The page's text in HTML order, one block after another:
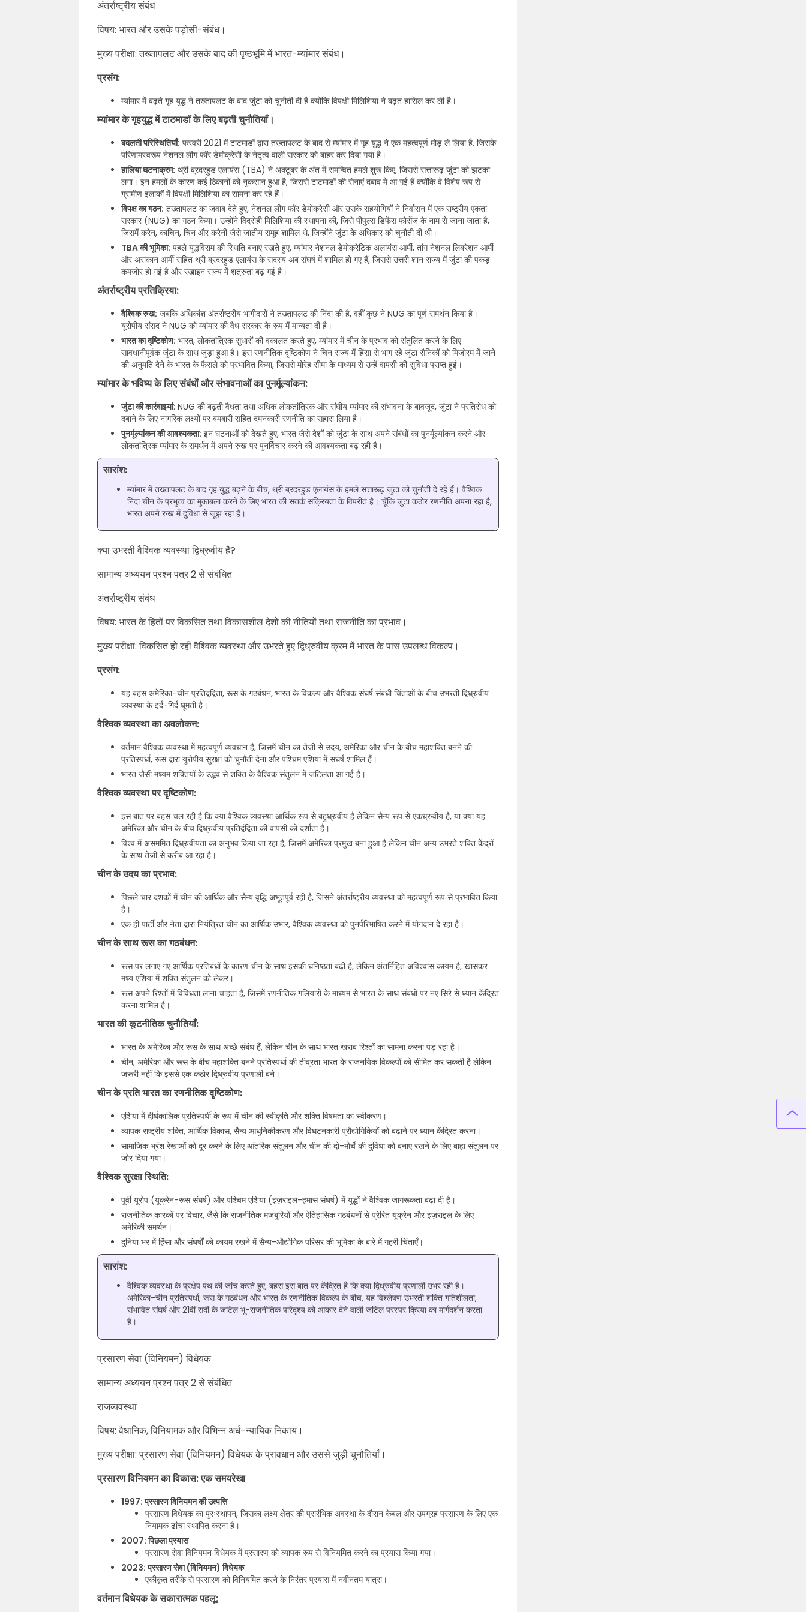
अंतर्राष्ट्रीय संबंध
विषय: भारत और उसके पड़ोसी-संबंध।
मुख्य परीक्षा: तख्तापलट और उसके बाद की पृष्ठभूमि में भारत-म्यांमार संबंध।
प्रसंग:
म्यांमार में बढ़ते गृह युद्ध ने तख्तापलट के बाद जुंटा को चुनौती दी है क्योंकि विपक्षी मिलिशिया ने बढ़त हासिल कर ली है।
म्यांमार के गृहयुद्ध में टाटमाडॉ के लिए बढ़ती चुनौतियाँ।
बदलती परिस्थितियाँ: फरवरी 2021 में टाटमाडॉ द्वारा तख्तापलट के बाद से म्यांमार में गृह युद्ध ने एक महत्वपूर्ण मोड़ ले लिया है, जिसके
परिणामस्वरूप नेशनल लीग फॉर डेमोक्रेसी के नेतृत्व वाली सरकार को बाहर कर दिया गया है।
हालिया घटनाक्रम: थ्री ब्रदरहुड एलायंस (TBA) ने अक्टूबर के अंत में समन्वित हमले शुरू किए, जिससे सत्तारूढ़ जुंटा को झटका
लगा। इन हमलों के कारण कई ठिकानों को नुकसान हुआ है, जिससे टाटमाडॉ की सेनाएं दबाव मे आ गई हैं क्योंकि वे विशेष रूप से
ग्रामीण इलाकों में विपक्षी मिलिशिया का सामना कर रहे हैं।
विपक्ष का गठन: तख्तापलट का जवाब देते हुए, नेशनल लीग फॉर डेमोक्रेसी और उसके सहयोगियों ने निर्वासन में एक राष्ट्रीय एकता
सरकार (NUG) का गठन किया। उन्होंने विद्रोही मिलिशिया की स्थापना की, जिसे पीपुल्स डिफेंस फोर्सेज के नाम से जाना जाता है,
जिसमें करेन, काचिन, चिन और करेनी जैसे जातीय समूह शामिल थे, जिन्होंने जुंटा के अधिकार को चुनौती दी थी।
TBA की भूमिका: पहले युद्धविराम की स्थिति बनाए रखते हुए, म्यांमार नेशनल डेमोक्रेटिक अलायंस आर्मी, तांग नेशनल लिबरेशन आर्मी
और अराकान आर्मी सहित थ्री ब्रदरहुड एलायंस के सदस्य अब संघर्ष में शामिल हो गए हैं, जिससे उत्तरी शान राज्य में जुंटा की पकड़
कमजोर हो गई है और रखाइन राज्य में शत्रुता बढ़ गई है।
अंतर्राष्ट्रीय प्रतिक्रिया:
वैश्विक रुख: जबकि अधिकांश अंतर्राष्ट्रीय भागीदारों ने तख्तापलट की निंदा की है, वहीं कुछ ने NUG का पूर्ण समर्थन किया है।
यूरोपीय संसद ने NUG को म्यांमार की वैध सरकार के रूप में मान्यता दी है।
भारत का दृष्टिकोण: भारत, लोकतांत्रिक सुधारों की वकालत करते हुए, म्यांमार में चीन के प्रभाव को संतुलित करने के लिए
सावधानीपूर्वक जुंटा के साथ जुड़ा हुआ है। इस रणनीतिक दृष्टिकोण ने चिन राज्य में हिंसा से भाग रहे जुंटा सैनिकों को मिजोरम में जाने
की अनुमति देने के भारत के फैसले को प्रभावित किया, जिससे मोरेह सीमा के माध्यम से उन्हें वापसी की सुविधा प्राप्त हुई।
म्यांमार के भविष्य के लिए संबंधों और संभावनाओं का पुनर्मूल्यांकन:
जुंटा की कार्रवाइयां: NUG की बढ़ती वैधता तथा अधिक लोकतांत्रिक और संघीय म्यांमार की संभावना के बावजूद, जुंटा ने प्रतिरोध को
दबाने के लिए नागरिक लक्ष्यों पर बमबारी सहित दमनकारी रणनीति का सहारा लिया है।
पुनर्मूल्यांकन की आवश्यकता: इन घटनाओं को देखते हुए, भारत जैसे देशों को जुंटा के साथ अपने संबंधों का पुनर्मूल्यांकन करने और
लोकतांत्रिक म्यांमार के समर्थन में अपने रुख पर पुनर्विचार करने की आवश्यकता बढ़ रही है।
सारांश:
म्यांमार में तख्तापलट के बाद गृह युद्ध बढ़ने के बीच, थ्री ब्रदरहुड एलायंस के हमले सत्तारूढ़ जुंटा को चुनौती दे रहे हैं। वैश्विक
निंदा चीन के प्रभुत्व का मुकाबला करने के लिए भारत की सतर्क सक्रियता के विपरीत है। चूँकि जुंटा कठोर रणनीति अपना रहा है,
भारत अपने रुख में दुविधा से जूझ रहा है।
क्या उभरती वैश्विक व्यवस्था द्विध्रुवीय है?
सामान्य अध्ययन प्रश्न पत्र 2 से संबंधित
अंतर्राष्ट्रीय संबंध
विषय: भारत के हितों पर विकसित तथा विकासशील देशों की नीतियों तथा राजनीति का प्रभाव।
मुख्य परीक्षा: विकसित हो रही वैश्विक व्यवस्था और उभरते हुए द्विध्रुवीय क्रम में भारत के पास उपलब्ध विकल्प।
प्रसंग:
यह बहस अमेरिका-चीन प्रतिद्वंद्विता, रूस के गठबंधन, भारत के विकल्प और वैश्विक संघर्ष संबंधी चिंताओं के बीच उभरती द्विध्रुवीय
व्यवस्था के इर्द-गिर्द घूमती है।
वैश्विक व्यवस्था का अवलोकन:
वर्तमान वैश्विक व्यवस्था में महत्वपूर्ण व्यवधान हैं, जिसमें चीन का तेजी से उदय, अमेरिका और चीन के बीच महाशक्ति बनने की
प्रतिस्पर्धा, रूस द्वारा यूरोपीय सुरक्षा को चुनौती देना और पश्चिम एशिया में संघर्ष शामिल हैं।
भारत जैसी मध्यम शक्तियों के उद्भव से शक्ति के वैश्विक संतुलन में जटिलता आ गई है।
वैश्विक व्यवस्था पर दृष्टिकोण:
इस बात पर बहस चल रही है कि क्या वैश्विक व्यवस्था आर्थिक रूप से बहुध्रुवीय है लेकिन सैन्य रूप से एकध्रुवीय है, या क्या यह
अमेरिका और चीन के बीच द्विध्रुवीय प्रतिद्वंद्विता की वापसी को दर्शाता है।
विश्व में असममित द्विध्रुवीयता का अनुभव किया जा रहा है, जिसमें अमेरिका प्रमुख बना हुआ है लेकिन चीन अन्य उभरते शक्ति केंद्रों
के साथ तेजी से करीब आ रहा है।
चीन के उदय का प्रभाव:
पिछले चार दशकों में चीन की आर्थिक और सैन्य वृद्धि अभूतपूर्व रही है, जिसने अंतर्राष्ट्रीय व्यवस्था को महत्वपूर्ण रूप से प्रभावित किया
है।
एक ही पार्टी और नेता द्वारा नियंत्रित चीन का आर्थिक उभार, वैश्विक व्यवस्था को पुनर्परिभाषित करने में योगदान दे रहा है।
चीन के साथ रूस का गठबंधन:
रूस पर लगाए गए आर्थिक प्रतिबंधों के कारण चीन के साथ इसकी घनिष्ठता बढ़ी है, लेकिन अंतर्निहित अविश्वास कायम है, खासकर
मध्य एशिया में शक्ति संतुलन को लेकर।
रूस अपने रिश्तों में विविधता लाना चाहता है, जिसमें रणनीतिक गलियारों के माध्यम से भारत के साथ संबंधों पर नए सिरे से ध्यान केंद्रित
करना शामिल है।
भारत की कूटनीतिक चुनौतियाँ:
भारत के अमेरिका और रूस के साथ अच्छे संबंध हैं, लेकिन चीन के साथ भारत ख़राब रिश्तों का सामना करना पड़ रहा है।
चीन, अमेरिका और रूस के बीच महाशक्ति बनने प्रतिस्पर्धा की तीव्रता भारत के राजनयिक विकल्पों को सीमित कर सकती है लेकिन
जरूरी नहीं कि इससे एक कठोर द्विध्रुवीय प्रणाली बने।
चीन के प्रति भारत का रणनीतिक दृष्टिकोण:
एशिया में दीर्घकालिक प्रतिस्पर्धी के रूप में चीन की स्वीकृति और शक्ति विषमता का स्वीकरण।
व्यापक राष्ट्रीय शक्ति, आर्थिक विकास, सैन्य आधुनिकीकरण और विघटनकारी प्रौद्योगिकियों को बढ़ाने पर ध्यान केंद्रित करना।
सामाजिक भ्रंश रेखाओं को दूर करने के लिए आंतरिक संतुलन और चीन की दो-मोर्चे की दुविधा को बनाए रखने के लिए बाह्य संतुलन पर
जोर दिया गया।
वैश्विक सुरक्षा स्थिति:
पूर्वी यूरोप (यूक्रेन-रूस संघर्ष) और पश्चिम एशिया (इज़राइल-हमास संघर्ष) में युद्धों ने वैश्विक जागरूकता बढ़ा दी है।
राजनीतिक कारकों पर विचार, जैसे कि राजनीतिक मजबूरियों और ऐतिहासिक गठबंधनों से प्रेरित यूक्रेन और इज़राइल के लिए
अमेरिकी समर्थन।
दुनिया भर में हिंसा और संघर्षों को कायम रखने में सैन्य-औद्योगिक परिसर की भूमिका के बारे में गहरी चिंताएँ।
सारांश:
वैश्विक व्यवस्था के प्रक्षेप पथ की जांच करते हुए, बहस इस बात पर केंद्रित है कि क्या द्विध्रुवीय प्रणाली उभर रही है।
अमेरिका-चीन प्रतिस्पर्धा, रूस के गठबंधन और भारत के रणनीतिक विकल्प के बीच, यह विश्लेषण उभरती शक्ति गतिशीलता,
संभावित संघर्ष और 21वीं सदी के जटिल भू-राजनीतिक परिदृश्य को आकार देने वाली जटिल परस्पर क्रिया का मार्गदर्शन करता
है।
प्रसारण सेवा (विनियमन) विधेयक
सामान्य अध्ययन प्रश्न पत्र 2 से संबंधित
राजव्यवस्था
विषय: वैधानिक, विनियामक और विभिन्न अर्ध-न्यायिक निकाय।
मुख्य परीक्षा: प्रसारण सेवा (विनियमन) विधेयक के प्रावधान और उससे जुड़ी चुनौतियाँ।
प्रसारण विनियमन का विकास: एक समयरेखा
1997: प्रसारण विनियमन की उत्पत्ति
प्रसारण विधेयक का पुरःस्थापन, जिसका लक्ष्य क्षेत्र की प्रारंभिक अवस्था के दौरान केबल और उपग्रह प्रसारण के लिए एक
नियामक ढांचा स्थापित करना है।
2007: पिछला प्रयास
प्रसारण सेवा विनियमन विधेयक में प्रसारण को व्यापक रूप से विनियमित करने का प्रयास किया गया।
2023: प्रसारण सेवा (विनियमन) विधेयक
एकीकृत तरीके से प्रसारण को विनियमित करने के निरंतर प्रयास में नवीनतम यात्रा।
वर्तमान विधेयक के सकारात्मक पहलू: